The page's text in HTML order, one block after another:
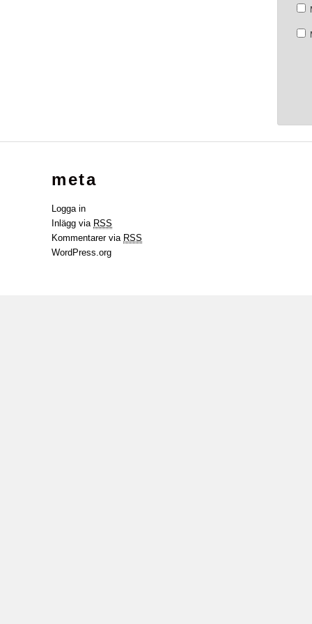
meta
Logga in
Inlägg via RSS
Kommentarer via RSS
WordPress.org